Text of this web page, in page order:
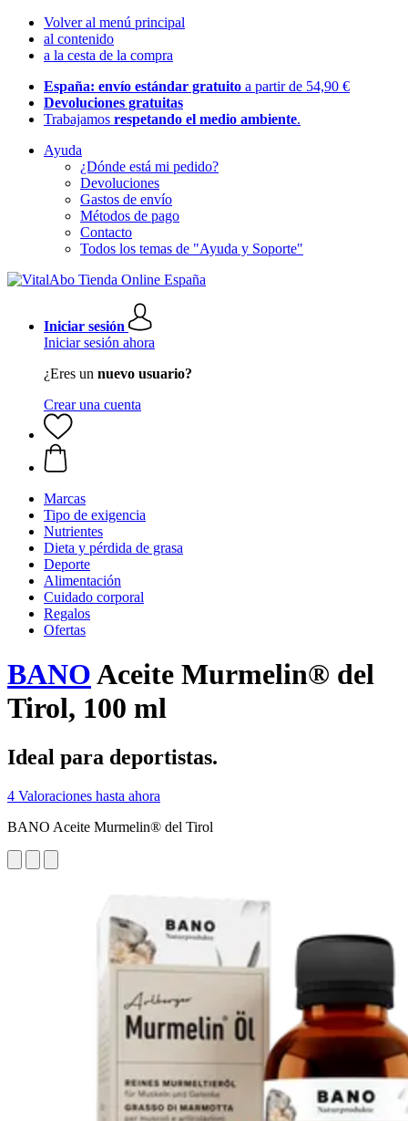
Volver al menú principal
al contenido
a la cesta de la compra
España: envío estándar gratuito a partir de 54,90 €
Devoluciones gratuitas
Trabajamos respetando el medio ambiente.
Ayuda
¿Dónde está mi pedido?
Devoluciones
Gastos de envío
Métodos de pago
Contacto
Todos los temas de "Ayuda y Soporte"
Iniciar sesión
Iniciar sesión ahora
¿Eres un nuevo usuario?
Crear una cuenta
Marcas
Tipo de exigencia
Nutrientes
Dieta y pérdida de grasa
Deporte
Alimentación
Cuidado corporal
Regalos
Ofertas
BANOAceite Murmelin® del
Tirol, 100 ml
Ideal para deportistas.
4 Valoraciones hasta ahora
BANO Aceite Murmelin® del Tirol